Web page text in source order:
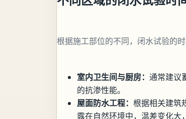
根据施工部位的不同，闭水试验的时
室内卫生间与厨房： 通常建议
的抗渗性能。
屋面防水工程： 根据相关建筑
露在自然环境中，温差变化大